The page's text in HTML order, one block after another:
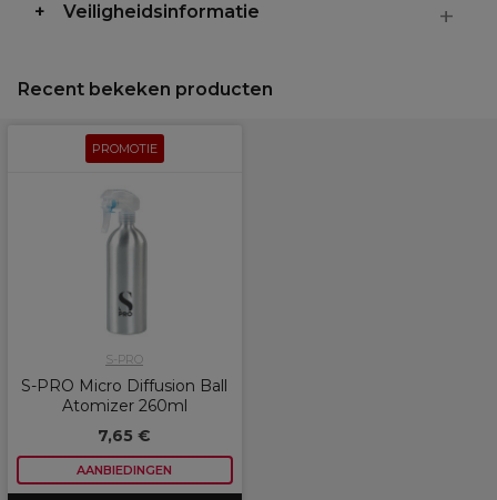
Veiligheidsinformatie
Recent bekeken producten
PROMOTIE
S-PRO
S-PRO Micro Diffusion Ball
Atomizer 260ml
7,65 €
AANBIEDINGEN